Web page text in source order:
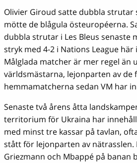
Olivier Giroud satte dubbla strutar
mötte de blågula östeuropéerna.
dubbla strutar i Les Bleus senaste
stryk med 4-2 i Nations League här
Målglada matcher är mer regel än
världsmästarna, lejonparten av de
hemmamatcherna sedan VM har
Senaste två årens åtta
territorium för Ukraina har
med minst tre kassar på tavlan,
stått för lejonparten av nätrasslen.
Griezmann och Mbappé på banan